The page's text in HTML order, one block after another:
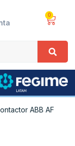
0
ABB AF